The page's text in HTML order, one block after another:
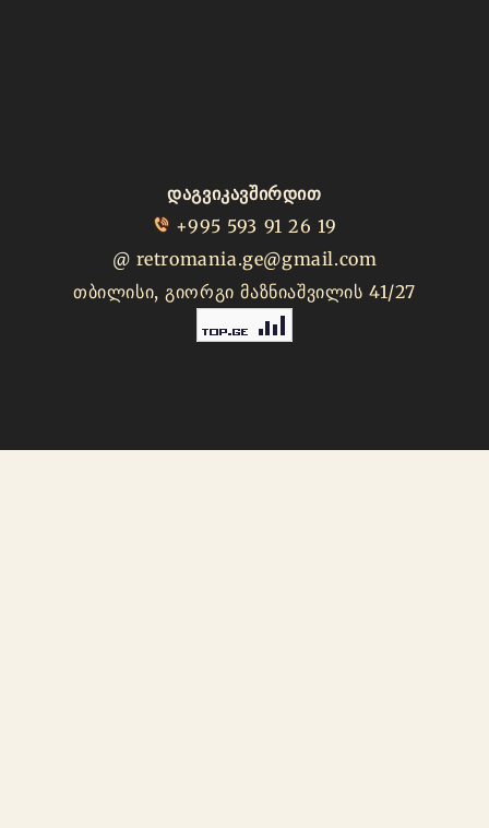
დაგვიკავშირდით
+995 593 91 26 19
@ retromania.ge@gmail.com
თბილისი, გიორგი მაზნიაშვილის 41/27